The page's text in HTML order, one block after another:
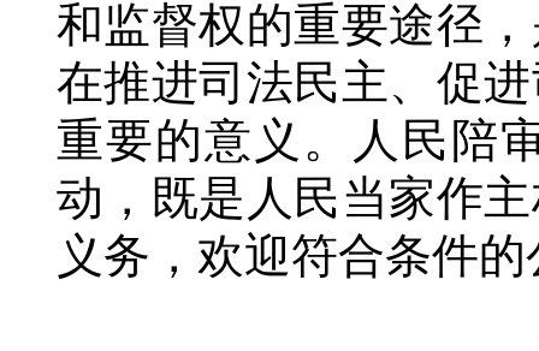
和监督权的重要途径
在推进司法民主、促
重要的意义。人民陪
动，既是人民当家作
义务，欢迎符合条件